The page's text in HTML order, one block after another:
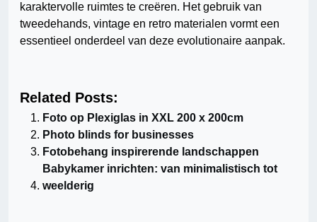
karaktervolle ruimtes te creëren. Het gebruik van
tweedehands, vintage en retro materialen vormt een
essentieel onderdeel van deze evolutionaire aanpak.
Related Posts:
Foto op Plexiglas in XXL 200 x 200cm
Photo blinds for businesses
Fotobehang inspirerende landschappen
Babykamer inrichten: van minimalistisch tot
weelderig